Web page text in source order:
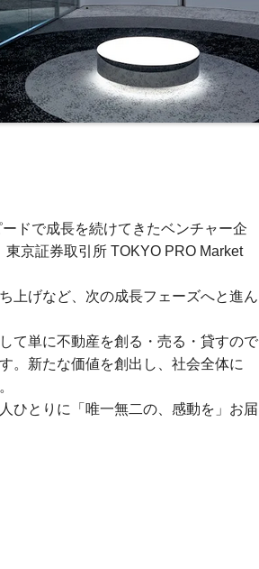
ドで成長を続けてきたベンチャー企
京証券取引所 TOKYO PRO Market
上げなど、次の成長フェーズへと進ん
て単に不動産を創る・売る・貸すので
。新たな価値を創出し、社会全体に
ひとりに「唯一無二の、感動を」お届